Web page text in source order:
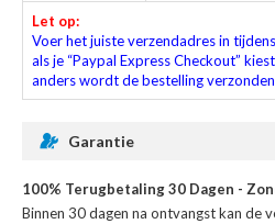
Let op:
Voer het juiste verzendadres in
als je “Paypal Express Checkout”
anders wordt de bestelling
Garantie
100% Terugbetaling 30 Dagen -
Binnen 30 dagen na ontvangst kan de